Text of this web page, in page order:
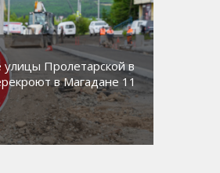
Пролетарской в
в Магадане 11